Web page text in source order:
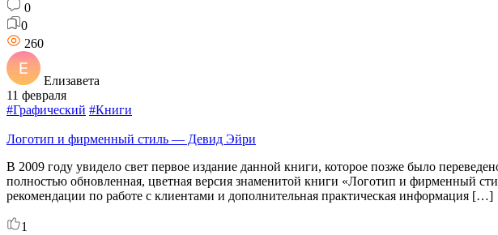
0
0
260
Елизавета
11 февраля
#Графический #Книги
Логотип и фирменный стиль — Девид Эйри
В 2009 году увидело свет первое издание данной книги, которое позже было
полностью обновленная, цветная версия знаменитой книги «Логотип и фирменный
рекомендации по работе с клиентами и дополнительная практическая информация […]
1